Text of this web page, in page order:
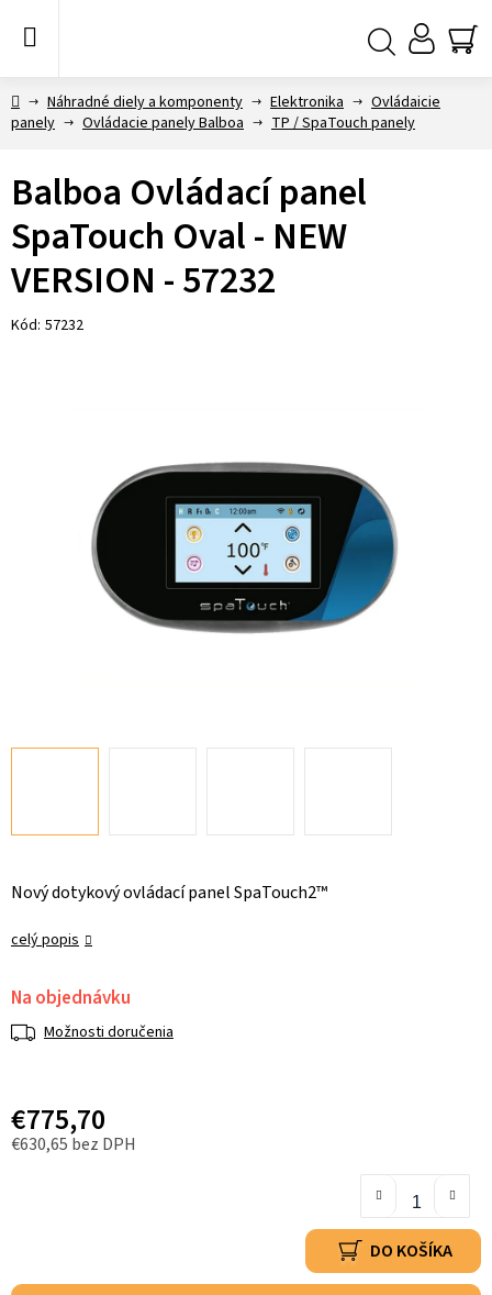
DomovNáhradné diely a komponenty Elektronika
Ovládaicie
panely
Ovládacie panely Balboa TP / SpaTouch panely
Nový dotykový ovládací panel SpaTouch2™
celý popis
Na objednávku
Možnosti doručenia
€775,70
€630,65 bez DPH
DO KOŠÍKA
Balboa Ovládací panel
SpaTouch Oval - NEW
VERSION - 57232
Kód: 57232